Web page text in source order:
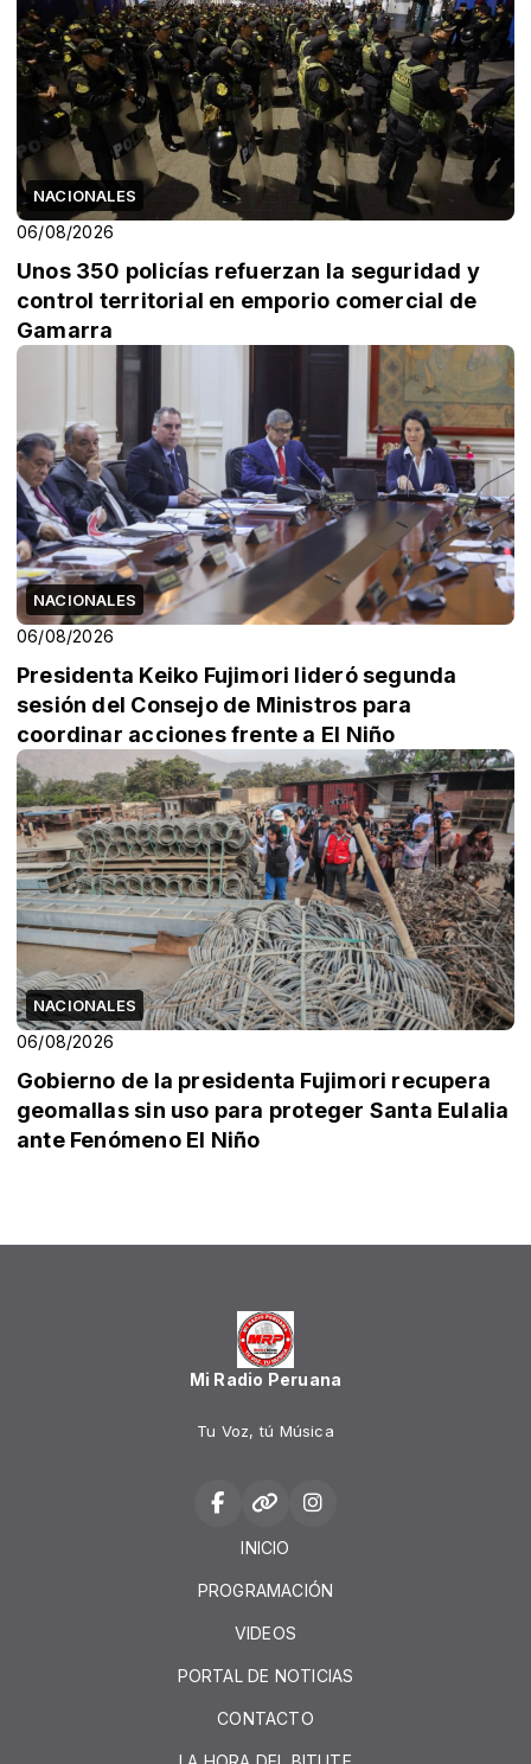
NACIONALES
06/08/2026
Unos 350 policías refuerzan la seguridad y
control territorial en emporio comercial de
Gamarra
NACIONALES
06/08/2026
Presidenta Keiko Fujimori lideró segunda
sesión del Consejo de Ministros para
coordinar acciones frente a El Niño
NACIONALES
06/08/2026
Gobierno de la presidenta Fujimori recupera
geomallas sin uso para proteger Santa Eulalia
ante Fenómeno El Niño
Mi Radio Peruana
Tu Voz, tú Música
INICIO
PROGRAMACIÓN
VIDEOS
PORTAL DE NOTICIAS
CONTACTO